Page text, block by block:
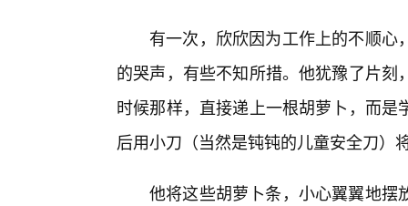
有一次，欣欣因为工作上的不顺
的哭声，有些不知所措。他犹豫了片
时候那样，直接递上一根胡萝卜，而
后用小刀（当然是钝钝的儿童安全刀）
他将这些胡萝卜条，小心翼翼地摆